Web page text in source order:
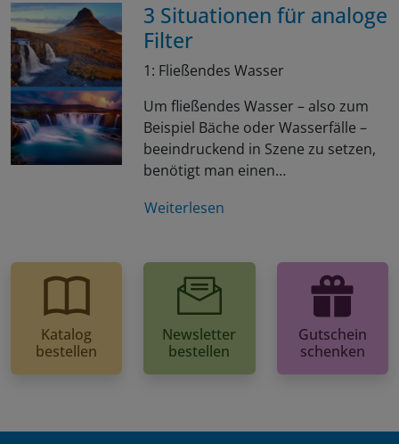
3 Situationen für analoge
Filter
1: Fließendes Wasser
Um fließendes Wasser – also zum
Beispiel Bäche oder Wasserfälle –
beeindruckend in Szene zu setzen,
benötigt man einen…
Weiterlesen
Katalog
bestellen
Newsletter
bestellen
Gutschein
schenken